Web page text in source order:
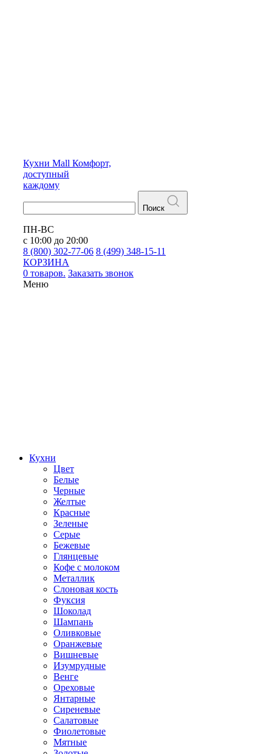
Кухни Mall Комфорт,
доступный
каждому
Поиск
ПН-ВС
с 10:00 до 20:00
8 (800) 302-77-06 8 (499) 348-15-11
КОРЗИНА
0 товаров. Заказать звонок
Меню
Кухни
Цвет
Белые
Черные
Желтые
Красные
Зеленые
Серые
Бежевые
Глянцевые
Кофе с молоком
Металлик
Слоновая кость
Фуксия
Шоколад
Шампань
Оливковые
Оранжевые
Вишневые
Изумрудные
Венге
Ореховые
Янтарные
Сиреневые
Салатовые
Фиолетовые
Мятные